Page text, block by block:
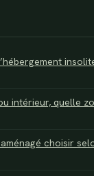
intérieur, quelle
choisir